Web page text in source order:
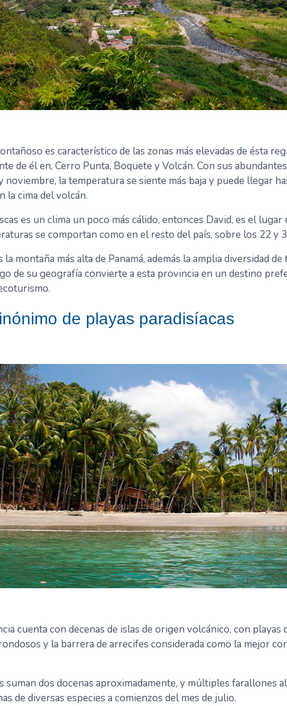
es característico de las zonas más elevadas de ésta
de él en, Cerro Punta, Boquete y Volcán. Con sus
la temperatura se siente más baja y puede llegar
la cima del volcán.
es un clima un poco más cálido, entonces David, es el lugar
se comportan como en el resto del país, sobre los 22 y
la montaña más alta de Panamá, además la amplia diversidad
de su geografía convierte a esta provincia en un destino
de playas paradisíacas
cuenta con decenas de islas de origen volcánico, con playas
y la barrera de arrecifes considerada como la mejor
suman dos docenas aproximadamente, y múltiples farallones
de diversas especies a comienzos del mes de julio.